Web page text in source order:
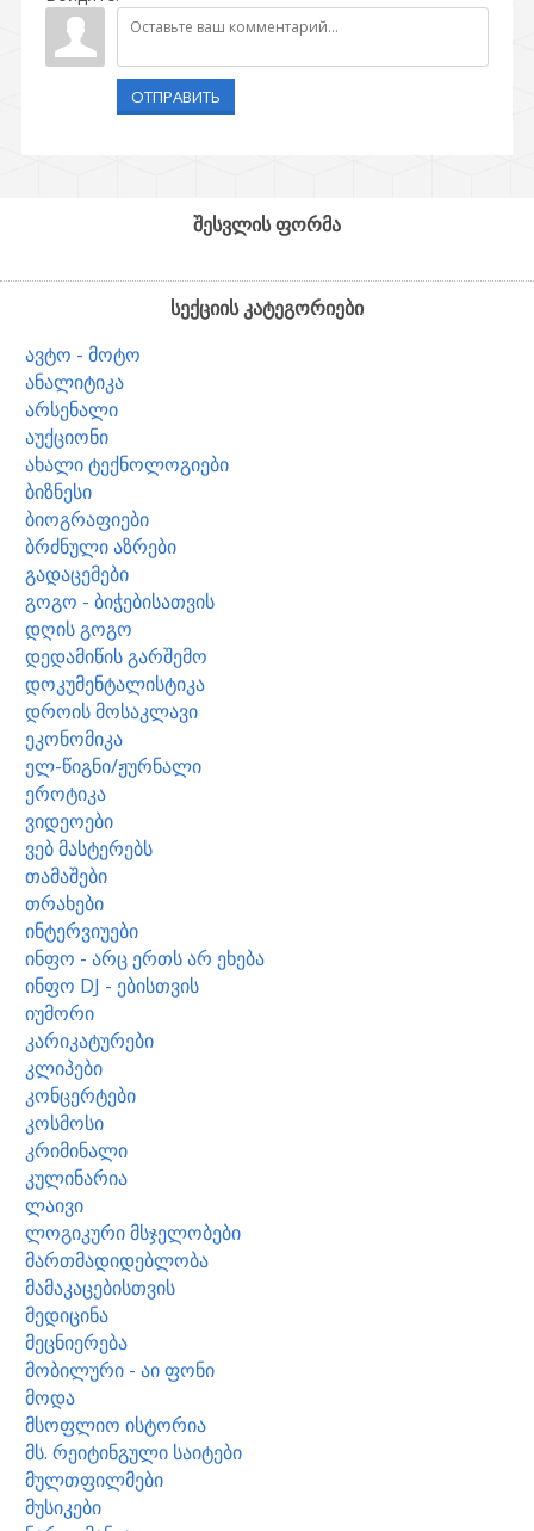
ОТПРАВИТЬ
შესვლის ფორმა
სექციის კატეგორიები
ავტო - მოტო
ანალიტიკა
არსენალი
აუქციონი
ახალი ტექნოლოგიები
ბიზნესი
ბიოგრაფიები
ბრძნული აზრები
გადაცემები
გოგო - ბიჭებისათვის
დღის გოგო
დედამიწის გარშემო
დოკუმენტალისტიკა
დროის მოსაკლავი
ეკონომიკა
ელ-წიგნი/ჟურნალი
ეროტიკა
ვიდეოები
ვებ მასტერებს
თამაშები
თრახები
ინტერვიუები
ინფო - არც ერთს არ ეხება
ინფო DJ - ებისთვის
იუმორი
კარიკატურები
კლიპები
კონცერტები
კოსმოსი
კრიმინალი
კულინარია
ლაივი
ლოგიკური მსჯელობები
მართმადიდებლობა
მამაკაცებისთვის
მედიცინა
მეცნიერება
მობილური - აი ფონი
მოდა
მსოფლიო ისტორია
მს. რეიტინგული საიტები
მულთფილმები
მუსიკები